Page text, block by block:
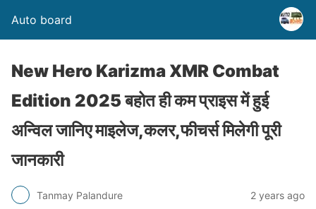
Auto board
New Hero Karizma XMR Combat
Edition 2025 बहोत ही कम प्राइस में हुई
अन्विल जानिए माइलेज,कलर,फीचर्स मिलेगी पूरी
जानकारी
Tanmay Palandure 2 years ago